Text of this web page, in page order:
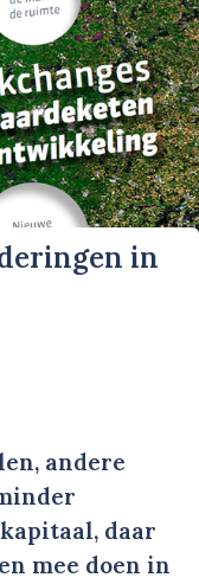
in
andere
daar
mee doen in